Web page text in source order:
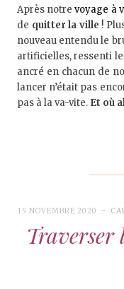
Après notrevoyage à
de quitter la ville !
nouveau entendu le
artificielles, ressenti
ancré en chacun de
lancer n’était pas
pas à la va-vite. Et où
15 NOVEMBRE 2020
Traverser